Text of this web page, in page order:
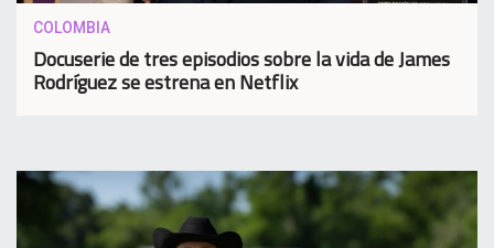
COLOMBIA
Docuserie de tres episodios sobre la vida de James
Rodríguez se estrena en Netflix